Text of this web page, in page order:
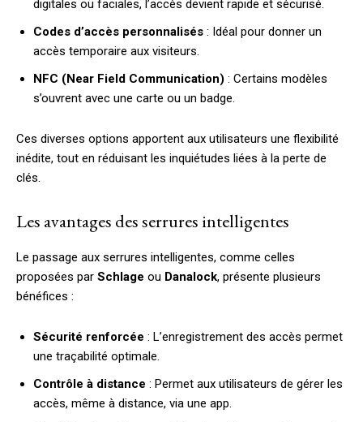
digitales ou faciales, l’accès devient rapide et sécurisé.
Codes d’accès personnalisés : Idéal pour donner un
accès temporaire aux visiteurs.
NFC (Near Field Communication) : Certains modèles
s’ouvrent avec une carte ou un badge.
Ces diverses options apportent aux utilisateurs une flexibilité
inédite, tout en réduisant les inquiétudes liées à la perte de
clés.
Les avantages des serrures intelligentes
Le passage aux serrures intelligentes, comme celles
proposées par Schlage ou Danalock, présente plusieurs
bénéfices :
Sécurité renforcée : L’enregistrement des accès permet
une traçabilité optimale.
Contrôle à distance : Permet aux utilisateurs de gérer les
accès, même à distance, via une app.